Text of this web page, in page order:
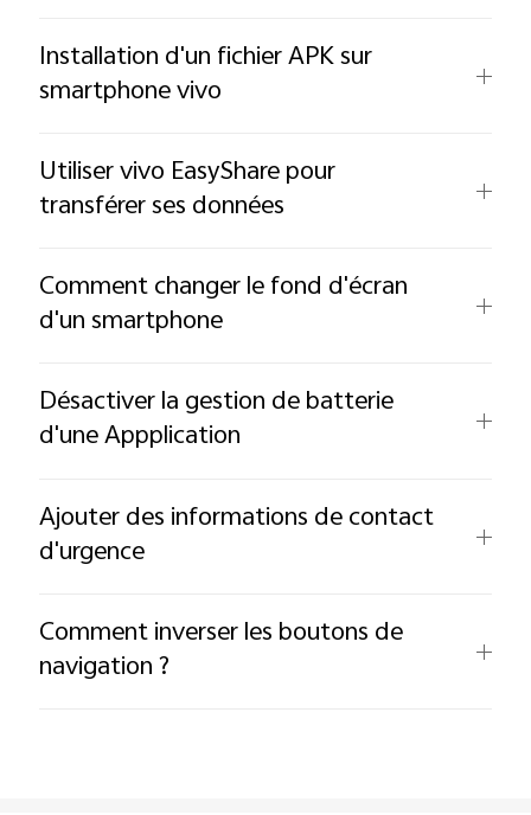
Installation d'un fichier APK sur
smartphone vivo
Utiliser vivo EasyShare pour
transférer ses données
Comment changer le fond d'écran
d'un smartphone
Désactiver la gestion de batterie
d'une Appplication
Ajouter des informations de contact
d'urgence
Comment inverser les boutons de
navigation ?